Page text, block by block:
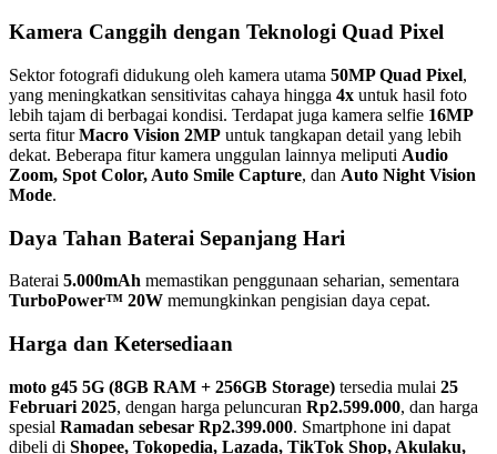
Kamera Canggih dengan Teknologi Quad Pixel
Sektor fotografi didukung oleh kamera utama 50MP Quad Pixel,
yang meningkatkan sensitivitas cahaya hingga 4x untuk hasil foto
lebih tajam di berbagai kondisi. Terdapat juga kamera selfie 16MP
serta fiturMacro Vision 2MP untuk tangkapan detail yang lebih
dekat. Beberapa fitur kamera unggulan lainnya meliputi Audio
Zoom, Spot Color, Auto Smile Capture, dan Auto Night Vision
Mode.
Daya Tahan Baterai Sepanjang Hari
Baterai 5.000mAh memastikan penggunaan seharian, sementara
TurboPower™ 20W memungkinkan pengisian daya cepat.
Harga dan Ketersediaan
moto g45 5G (8GB RAM + 256GB Storage) tersedia mulai 25
Februari 2025, dengan harga peluncuran Rp2.599.000, dan harga
spesial Ramadan sebesar Rp2.399.000. Smartphone ini dapat
dibeli di Shopee, Tokopedia, Lazada, TikTok Shop, Akulaku,